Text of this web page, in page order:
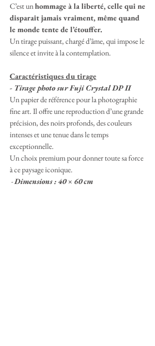
C’est unhommage à la liberté, celle qui ne
disparaît jamais vraiment, même quand
le monde tente de l’étouffer.
Un tirage puissant, chargé d’âme, qui impose le
silence et invite à la contemplation.
Caractéristiques du tirage
- Tirage photo sur Fuji Crystal DP II
Un papier de référence pour la photographie
fine art. Il offre une reproduction d’une grande
précision, des noirs profonds, des couleurs
intenses et une tenue dans le temps
exceptionnelle.
Un choix premium pour donner toute sa force
à ce paysage iconique.
-Dimensions : 40 × 60 cm